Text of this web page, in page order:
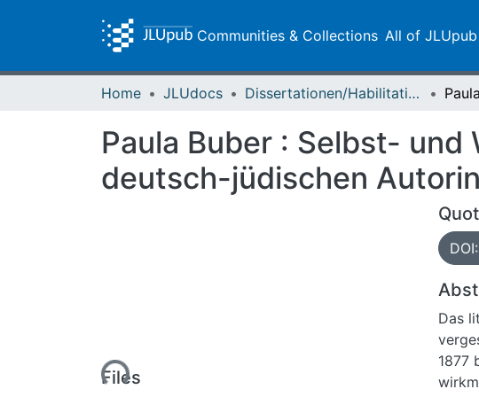
Communities & Collections All of JLUpub
Home JLUdocs Dissertationen/Habilitationen
Paula Buber : Selbst-
deutsch-jüdischen Autorin
Loading...
Files
DOI:
Das
1877